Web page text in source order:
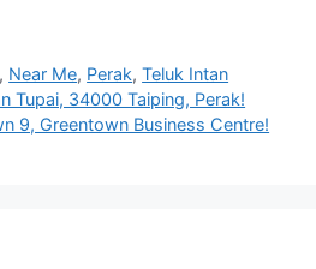
, Near Me, Perak,Teluk Intan
Tupai, 34000 Taiping, Perak!
9, Greentown Business Centre!